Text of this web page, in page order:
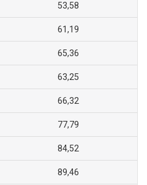
53,58
61,19
65,36
63,25
66,32
77,79
84,52
89,46